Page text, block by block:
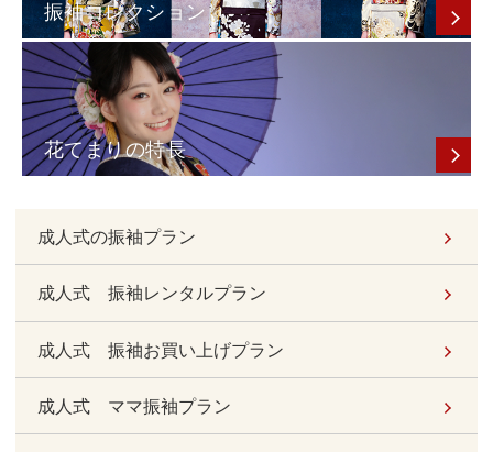
振袖コレクション
花てまりの特長
成人式の振袖プラン
成人式 振袖レンタルプラン
成人式 振袖お買い上げプラン
成人式 ママ振袖プラン